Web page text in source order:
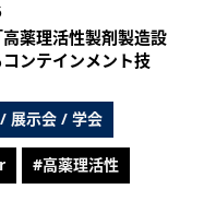
薬理活性製剤製造設
ンテインメント技
展示会 / 学会
#高薬理活性